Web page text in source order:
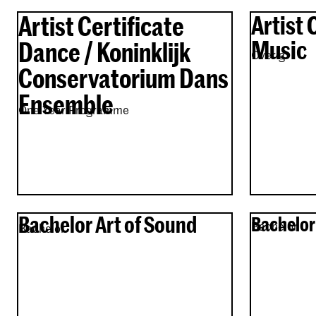
Artist Certificate
Dance / Koninklijk
Conservatorium Dans
Ensemble
One Year Programme
Artist
Music
Overig
Bachelor Art of Sound
Bachelor Bachelor